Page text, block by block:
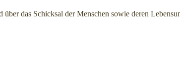
das Schicksal der Menschen sowie deren